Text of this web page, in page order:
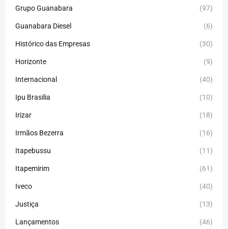
Grupo Guanabara (97)
Guanabara Diesel (6)
Histórico das Empresas (30)
Horizonte (9)
Internacional (40)
Ipu Brasilia (10)
Irizar (18)
Irmãos Bezerra (16)
Itapebussu (11)
Itapemirim (61)
Iveco (40)
Justiça (13)
Lançamentos (46)